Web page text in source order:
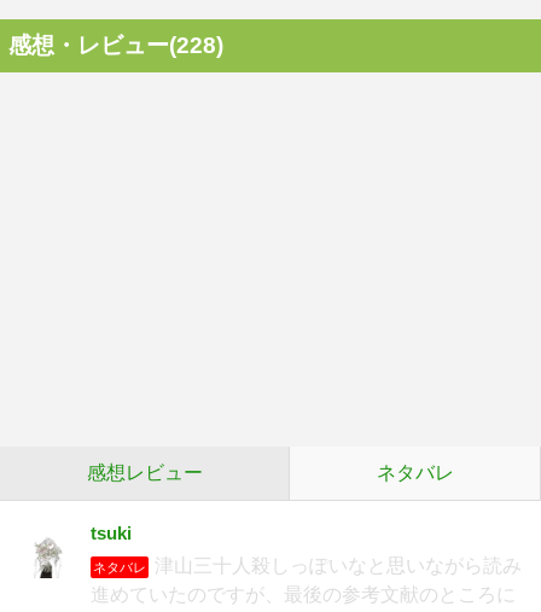
感想・レビュー(228)
感想レビュー ネタバレ
tsuki
ネタバレ
津山三十人殺しっぽいなと思いながら読み
進めていたのですが、最後の参考文献のところに